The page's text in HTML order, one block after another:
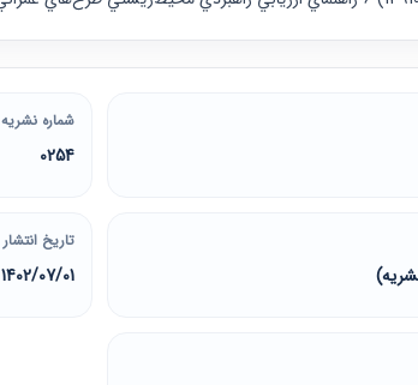
شماره نشریه
0254
تاریخ انتشار
1402/07/01